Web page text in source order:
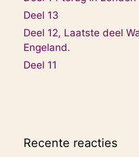
Deel 13
Deel 12, Laatste deel
Engeland.
Deel 11
Recente reacties